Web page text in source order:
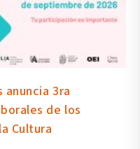
3ra
de los
Cultura